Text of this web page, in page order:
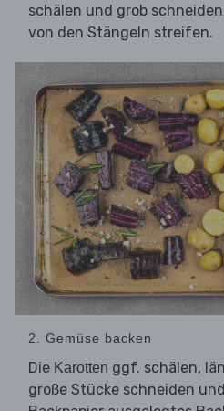
schälen und grob
von den Stängeln streifen.
2. Gemüse backen
Die Karotten ggf. schälen,
große Stücke schneiden